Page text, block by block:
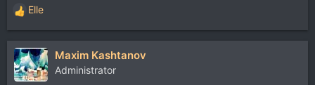
Р
е
а
к
ц
и
Elle
Maxim Kashtanov
Administrator